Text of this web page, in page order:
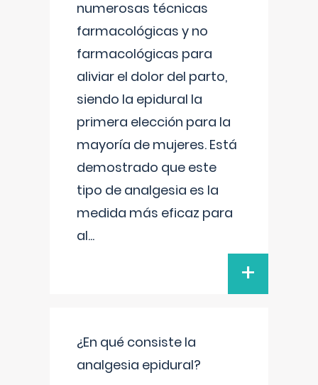
numerosas técnicas
farmacológicas y no
farmacológicas para
aliviar el dolor del parto,
siendo la epidural la
primera elección para la
mayoría de mujeres. Está
demostrado que este
tipo de analgesia es la
medida más eficaz para
al...
+
¿En qué consiste la
analgesia epidural?